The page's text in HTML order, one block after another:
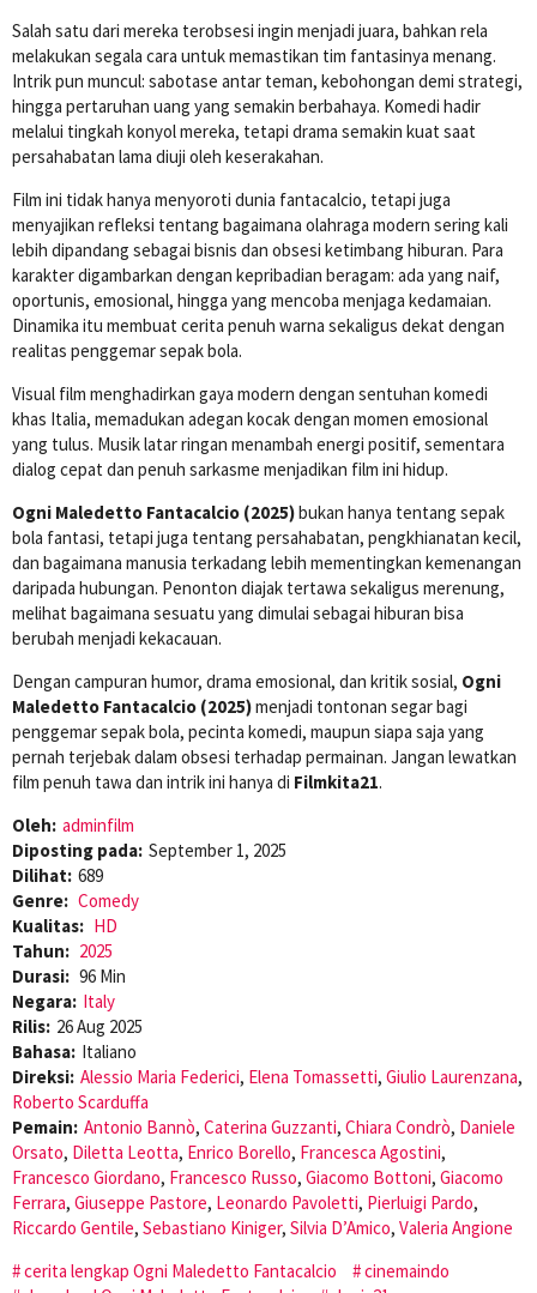
Salah satu dari mereka terobsesi ingin menjadi juara, bahkan rela
melakukan segala cara untuk memastikan tim fantasinya menang.
Intrik pun muncul: sabotase antar teman, kebohongan demi strategi,
hingga pertaruhan uang yang semakin berbahaya. Komedi hadir
melalui tingkah konyol mereka, tetapi drama semakin kuat saat
persahabatan lama diuji oleh keserakahan.
Film ini tidak hanya menyoroti dunia fantacalcio, tetapi juga
menyajikan refleksi tentang bagaimana olahraga modern sering kali
lebih dipandang sebagai bisnis dan obsesi ketimbang hiburan. Para
karakter digambarkan dengan kepribadian beragam: ada yang naif,
oportunis, emosional, hingga yang mencoba menjaga kedamaian.
Dinamika itu membuat cerita penuh warna sekaligus dekat dengan
realitas penggemar sepak bola.
Visual film menghadirkan gaya modern dengan sentuhan komedi
khas Italia, memadukan adegan kocak dengan momen emosional
yang tulus. Musik latar ringan menambah energi positif, sementara
dialog cepat dan penuh sarkasme menjadikan film ini hidup.
Ogni Maledetto Fantacalcio (2025)bukan hanya tentang sepak
bola fantasi, tetapi juga tentang persahabatan, pengkhianatan kecil,
dan bagaimana manusia terkadang lebih mementingkan kemenangan
daripada hubungan. Penonton diajak tertawa sekaligus merenung,
melihat bagaimana sesuatu yang dimulai sebagai hiburan bisa
berubah menjadi kekacauan.
Dengan campuran humor, drama emosional, dan kritik sosial, Ogni
Maledetto Fantacalcio (2025)menjadi tontonan segar bagi
penggemar sepak bola, pecinta komedi, maupun siapa saja yang
pernah terjebak dalam obsesi terhadap permainan. Jangan lewatkan
film penuh tawa dan intrik ini hanya di Filmkita21.
Oleh: adminfilm
Diposting pada: September 1, 2025
Dilihat: 689
Genre: Comedy
Kualitas: HD
Tahun: 2025
Durasi: 96 Min
Negara: Italy
Rilis: 26 Aug 2025
Bahasa: Italiano
Direksi: Alessio Maria Federici, Elena Tomassetti, Giulio Laurenzana,
Roberto Scarduffa
Pemain: Antonio Bannò, Caterina Guzzanti, Chiara Condrò, Daniele
Orsato, Diletta Leotta, Enrico Borello, Francesca Agostini,
Francesco Giordano, Francesco Russo, Giacomo Bottoni, Giacomo
Ferrara, Giuseppe Pastore, Leonardo Pavoletti, Pierluigi Pardo,
Riccardo Gentile, Sebastiano Kiniger, Silvia D’Amico, Valeria Angione
cerita lengkap Ogni Maledetto Fantacalcio
cinemaindo